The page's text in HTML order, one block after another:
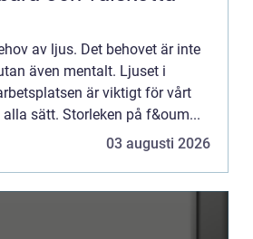
av ljus. Det behovet är inte
även mentalt. Ljuset i
är viktigt för vårt
sätt. Storleken på f&oum...
03 augusti 2026